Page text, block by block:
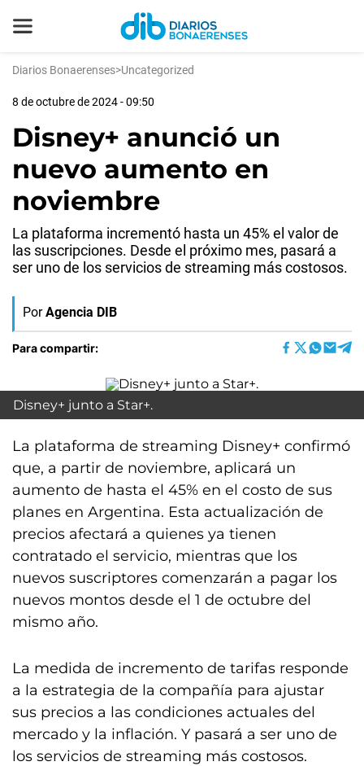
Diarios Bonaerenses>Uncategorized
8 de octubre de 2024 - 09:50
Disney+ anunció un
nuevo aumento en
noviembre
La plataforma incrementó hasta un 45% el valor de
las suscripciones. Desde el próximo mes, pasará a
ser uno de los servicios de streaming más costosos.
Por Agencia DIB
Para compartir:
Disney+ junto a Star+.
La plataforma de streaming Disney+ confirmó
que, a partir de noviembre, aplicará un
aumento de hasta el 45% en el costo de sus
planes en Argentina. Esta actualización de
precios afectará a quienes ya tienen
contratado el servicio, mientras que los
nuevos suscriptores comenzarán a pagar los
nuevos montos desde el 1 de octubre del
mismo año.
La medida de incremento de tarifas responde
a la estrategia de la compañía para ajustar
sus precios a las condiciones actuales del
mercado y la inflación. Y pasará a ser uno de
los servicios de streaming más costosos.